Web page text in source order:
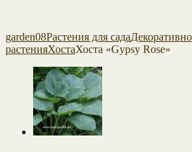
garden08Растения для сада
растенияХостаХоста «Gypsy Rose»